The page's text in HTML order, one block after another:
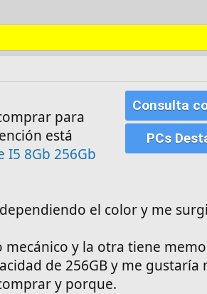
Consulta
PCs
para
está
I5 8Gb 256Gb
el color y me
y la otra tiene
de 256GB y me gustaría
y porque.